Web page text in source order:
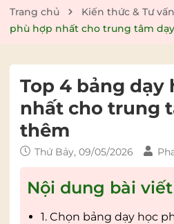
Trang chủ Kiến thức & Tư vấn
phù hợp nhất cho trung tâm
Top 4 bảng dạy
nhất cho trung
thêm
Thứ Bảy, 09/05/2026
Nội dung bài viết
1. Chọn bảng dạy học